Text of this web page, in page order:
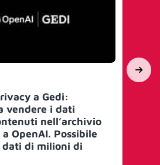
a Gedi:
vendere i dati
nell’archivio
OpenAI. Possibile
dati di milioni di